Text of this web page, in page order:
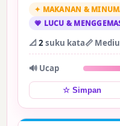
✦ MAKANAN &
💗 LUCU &
📐2suku kata📏
🔊 Ucap
☆ Simpan